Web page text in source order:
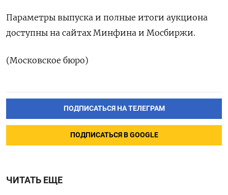
Параметры выпуска и полные итоги аукциона
доступны на сайтах Минфина и Мосбиржи.
(Московское бюро)
ПОДПИСАТЬСЯ НА ТЕЛЕГРАМ
ПОДПИСАТЬСЯ В GOOGLE
ЧИТАТЬ ЕЩЕ